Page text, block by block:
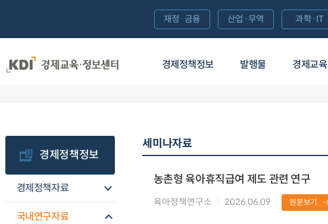
경제정책정보 발행물 경제교육
재정·금융 산업·무역 과학·IT
경제정책정보
경제정책자료
국내연구자료
세미나자료
농촌형 육아휴직급여 제도 관련 연구
육아정책연구소 2026.06.09 원문보기